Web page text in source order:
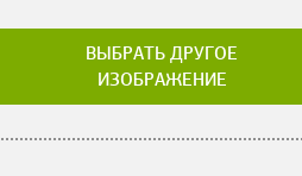
ВЫБРАТЬ ДРУГОЕ
ИЗОБРАЖЕНИЕ